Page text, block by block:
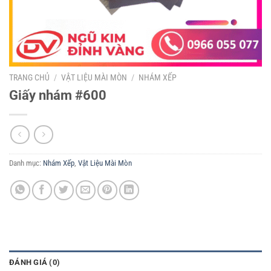
TRANG CHỦ / VẬT LIỆU MÀI MÒN / NHÁM XẾP
Giấy nhám #600
Danh mục: Nhám Xếp, Vật Liệu Mài Mòn
ĐÁNH GIÁ (0)